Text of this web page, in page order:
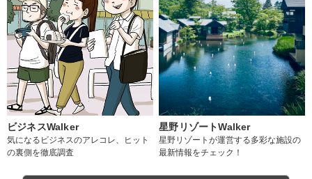
ビジネスWalker
気になるビジネスのアレコレ、ヒット
の裏側を徹底調査
星野リゾートWalker
星野リゾートが運営する多彩な施設の
最新情報をチェック！